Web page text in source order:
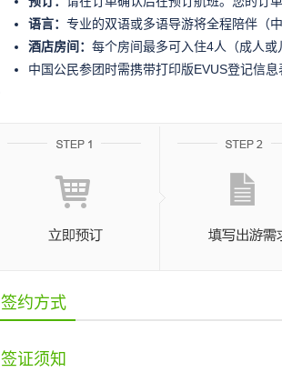
语言： 专业的双语或多语导游将全程陪伴（
酒店房间： 每个房间最多可入住4人（成人或
中国公民参团时需携带打印版EVUS登记信息
签约方式
签证须知